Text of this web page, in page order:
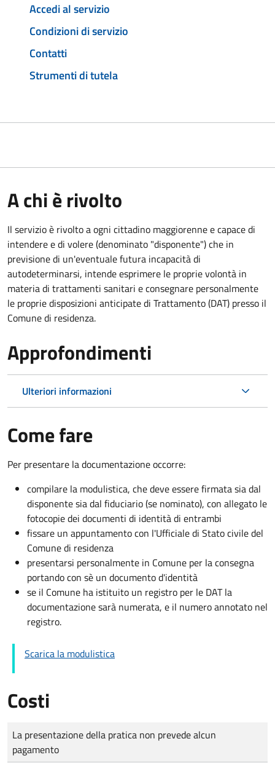
Accedi al servizio
Condizioni di servizio
Contatti
Strumenti di tutela
A chi è rivolto
Il servizio è rivolto a ogni cittadino maggiorenne e capace di
intendere e di volere (denominato "disponente") che in
previsione di un'eventuale futura incapacità di
autodeterminarsi, intende esprimere le proprie volontà in
materia di trattamenti sanitari e consegnare personalmente
le proprie disposizioni anticipate di Trattamento (DAT) presso il
Comune di residenza.
Approfondimenti
Ulteriori informazioni
Come fare
Per presentare la documentazione occorre:
compilare la modulistica, che deve essere firmata sia dal
disponente sia dal fiduciario (se nominato), con allegato le
fotocopie dei documenti di identità di entrambi
fissare un appuntamento con l'Ufficiale di Stato civile del
Comune di residenza
presentarsi personalmente in Comune per la consegna
portando con sè un documento d'identità
se il Comune ha istituito un registro per le DAT la
documentazione sarà numerata, e il numero annotato nel
registro.
Scarica la modulistica
Costi
Tipo di pagamento
Importo
La presentazione della pratica non prevede alcun
pagamento